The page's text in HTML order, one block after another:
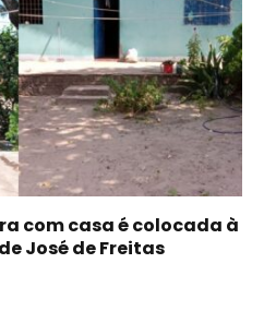
com casa é colocada à
José de Freitas